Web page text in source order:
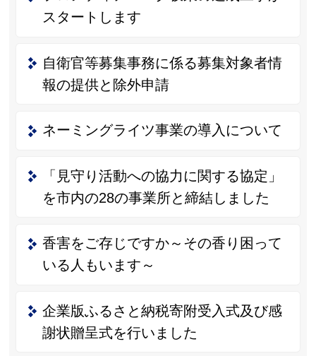
スタートします
自衛官等募集事務に係る募集対象者情
報の提供と除外申請
ネーミングライツ事業の導入について
「見守り活動への協力に関する協定」
を市内の28の事業所と締結しました
香害をご存じですか～その香り困って
いる人もいます～
企業版ふるさと納税寄附受入式及び感
謝状贈呈式を行いました